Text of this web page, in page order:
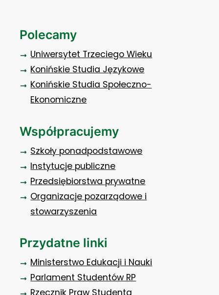
Polecamy
Uniwersytet Trzeciego Wieku
Konińskie Studia Językowe
Konińskie Studia Społeczno-
Ekonomiczne
Współpracujemy
Szkoły ponadpodstawowe
Instytucje publiczne
Przedsiębiorstwa prywatne
Organizacje pozarządowe i
stowarzyszenia
Przydatne linki
Ministerstwo Edukacji i Nauki
Parlament Studentów RP
Rzecznik Praw Studenta